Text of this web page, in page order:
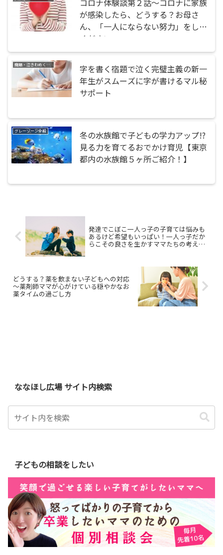
コロナ体験談第２話〜コロナに家族
が感染したら、どうする？お母さ
ん、「一人にならない努力」をして
ください
癇癪・泣きわめく・暴れる
字を書く宿題で泣く完璧主義の新一
年生がスムーズに字が書けるマル秘
サポート
グレーゾーン全般
冬の水族館で子どもの学力アップ!?
見る力を育てるおでかけ育児【東京
都内の水族館５ヶ所ご紹介！】
発達でこぼこ一人っ子の子育ては悩みも
あるけど希望もいっぱい！一人っ子だか
らこその良さを生かすママたちの考えや
どうする？薬を飲まない子どもへの対応
～薬剤師ママが心がけている穏やかなお
薬タイムの過ごし方
ななほし広場 サイト内検索
子どもの相談をしたい